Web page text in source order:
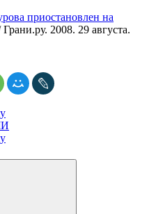
приостановлен на
Грани.ру. 2008. 29 августа.